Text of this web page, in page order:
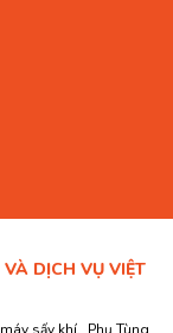
DỊCH VỤ VIỆT